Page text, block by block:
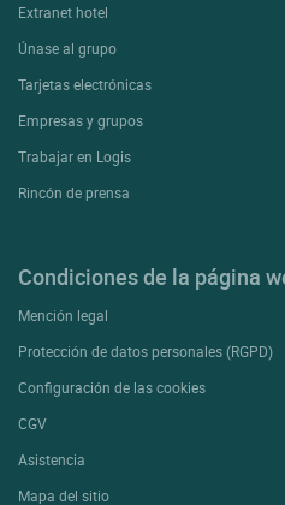
Extranet hotel
Únase al grupo
Tarjetas electrónicas
Empresas y grupos
Trabajar en Logis
Rincón de prensa
Condiciones de la página
Mención legal
Protección de datos personales (RGPD)
Configuración de las cookies
CGV
Asistencia
Mapa del sitio